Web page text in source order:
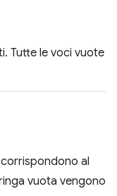
Tutte le voci vuote
al
vuota vengono